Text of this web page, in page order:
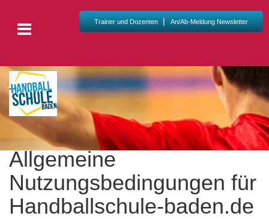
Trainer und Dozenten | An/Ab-Meldung Newsletter
Allgemeine
Nutzungsbedingungen für
Handballschule-baden.de